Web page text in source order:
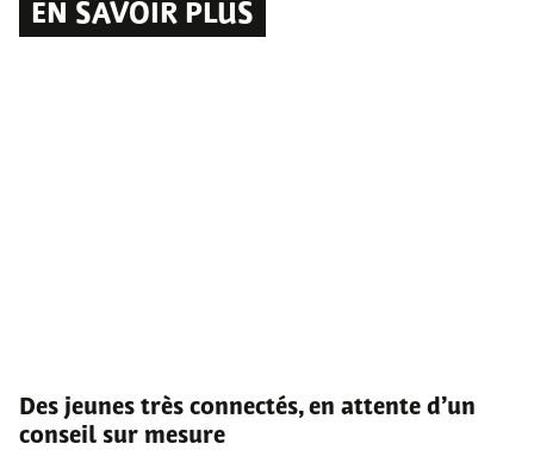
EN SAVOIR PLUS
Des jeunes très connectés, en attente d’un
conseil sur mesure